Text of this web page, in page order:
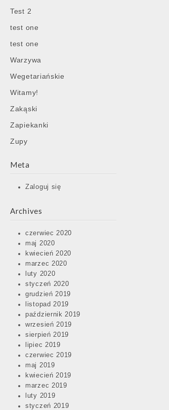
Test 2
test one
test one
Warzywa
Wegetariańskie
Witamy!
Zakąski
Zapiekanki
Zupy
Meta
Zaloguj się
Archives
czerwiec 2020
maj 2020
kwiecień 2020
marzec 2020
luty 2020
styczeń 2020
grudzień 2019
listopad 2019
październik 2019
wrzesień 2019
sierpień 2019
lipiec 2019
czerwiec 2019
maj 2019
kwiecień 2019
marzec 2019
luty 2019
styczeń 2019